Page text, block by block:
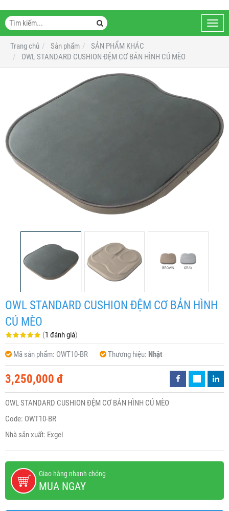
Trang chủ
Sản phẩm
SẢN PHẨM KHÁC
OWL STANDARD CUSHION ĐỆM CƠ BẢN HÌNH CÚ MÈO
OWL STANDARD CUSHION ĐỆM CƠ BẢN HÌNH
CÚ MÈO
(1 đánh giá)
Mã sản phẩm: OWT10-BR Thương hiệu: Nhật
3,250,000 đ
OWL STANDARD CUSHION ĐỆM CƠ BẢN HÌNH CÚ MÈO
Code: OWT10-BR
Nhà sản xuất: Exgel
Giao hàng nhanh chóng
MUA NGAY